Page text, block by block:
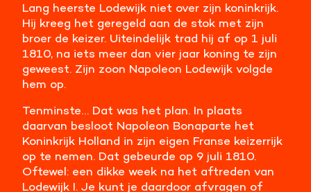
Lang heerste Lodewijk niet over zijn koninkrijk.
Hij kreeg het geregeld aan de stok met zijn
broer de keizer. Uiteindelijk trad hij af op 1 juli
1810, na iets meer dan vier jaar koning te zijn
geweest. Zijn zoon Napoleon Lodewijk volgde
hem op.
Tenminste… Dat was het plan. In plaats
daarvan besloot Napoleon Bonaparte het
Koninkrijk Holland in zijn eigen Franse keizerrijk
op te nemen. Dat gebeurde op 9 juli 1810.
Oftewel: een dikke week na het aftreden van
Lodewijk I. Je kunt je daardoor afvragen of